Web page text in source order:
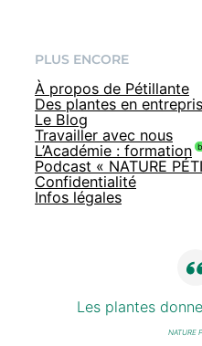
PLUS ENCORE
À propos de Pétillante
Des plantes en
Le Blog
Travailler avec nous
L’Académie : formation
Podcast « NATURE
Confidentialité
Infos légales
Les plantes
NATURE